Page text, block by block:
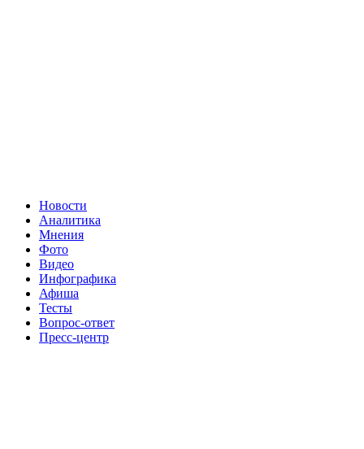
Новости
Аналитика
Мнения
Фото
Видео
Инфографика
Афиша
Тесты
Вопрос-ответ
Пресс-центр